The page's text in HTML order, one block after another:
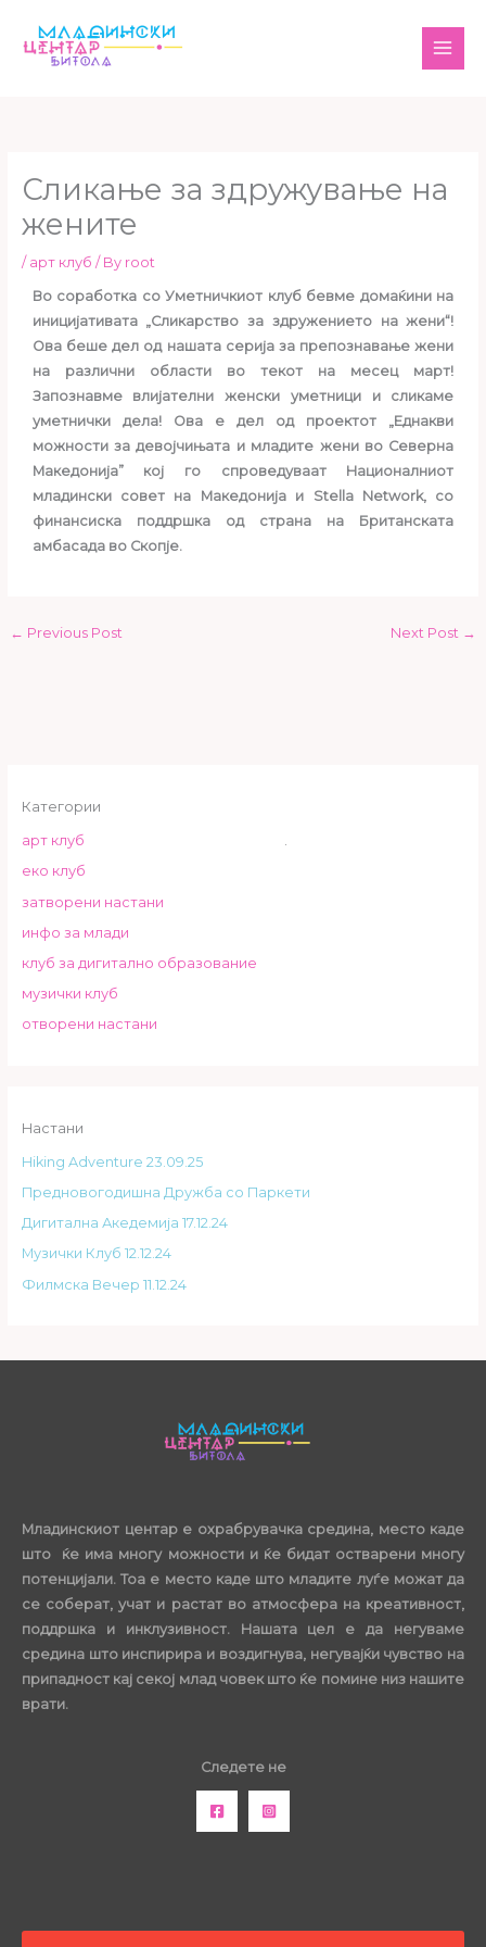
content
Сликање за здружување на
жените
/ арт клуб / By root
Во соработка со Уметничкиот клуб бевме домаќини на
иницијативата „Сликарство за здружението на жени“!
Ова беше дел од нашата серија за препознавање жени
на различни области во текот на месец март!
Запознавме влијателни женски уметници и сликаме
уметнички дела! Ова е дел од проектот „Еднакви
можности за девојчињата и младите жени во Северна
Македонија” кој го спроведуваат Националниот
младински совет на Македонија и Stella Network, со
финансиска поддршка од страна на Британската
амбасада во Скопје.
← Previous Post Next Post →
Категории
арт клуб
еко клуб
затворени настани
инфо за млади
клуб за дигитално образование
музички клуб
отворени настани
.
Настани
Hiking Adventure 23.09.25
Предновогодишна Дружба со Паркети
Дигитална Акедемија 17.12.24
Музички Клуб 12.12.24
Филмска Вечер 11.12.24
Младинскиот центар е охрабрувачка средина, место каде
што ќе има многу можности и ќе бидат остварени многу
потенцијали. Тоа е место каде што младите луѓе можат да
се соберат, учат и растат во атмосфера на креативност,
поддршка и инклузивност. Нашата цел е да негуваме
средина што инспирира и воздигнува, негувајќи чувство на
припадност кај секој млад човек што ќе помине низ нашите
врати.
Следете не